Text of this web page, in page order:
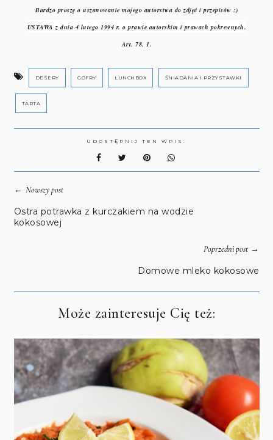
Bardzo proszę o uszanowanie mojego autorstwa do zdjęć i przepisów :)
USTAWA z dnia 4 lutego 1994 r. o prawie autorskim i prawach pokrewnych.
Art. 78. 1.
DESERY GOFRY LUNCHBOX ŚNIADANIA I PRZYSTAWKI
TARTA
UDOSTĘPNIJ TEN WPIS:
← Nowszy post
Ostra potrawka z kurczakiem na wodzie
kokosowej
Poprzedni post→
Domowe mleko kokosowe
Może zainteresuje Cię też: